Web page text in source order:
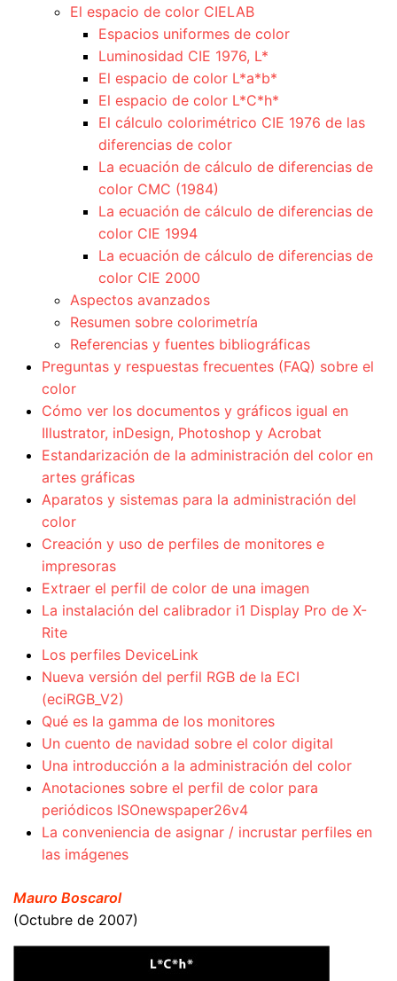
El espacio de color CIELAB
Espacios uniformes de color
Luminosidad CIE 1976, L*
El espacio de color L*a*b*
El espacio de color L*C*h*
El cálculo colorimétrico CIE 1976 de las
diferencias de color
La ecuación de cálculo de diferencias de
color CMC (1984)
La ecuación de cálculo de diferencias de
color CIE 1994
La ecuación de cálculo de diferencias de
color CIE 2000
Aspectos avanzados
Resumen sobre colorimetría
Referencias y fuentes bibliográficas
Preguntas y respuestas frecuentes (FAQ) sobre el
color
Cómo ver los documentos y gráficos igual en
Illustrator, inDesign, Photoshop y Acrobat
Estandarización de la administración del color en
artes gráficas
Aparatos y sistemas para la administración del
color
Creación y uso de perfiles de monitores e
impresoras
Extraer el perfil de color de una imagen
La instalación del calibrador i1 Display Pro de X-
Rite
Los perfiles DeviceLink
Nueva versión del perfil RGB de la ECI
(eciRGB_V2)
Qué es la gamma de los monitores
Un cuento de navidad sobre el color digital
Una introducción a la administración del color
Anotaciones sobre el perfil de color para
periódicos ISOnewspaper26v4
La conveniencia de asignar / incrustar perfiles en
las imágenes
Mauro Boscarol
(Octubre de 2007)